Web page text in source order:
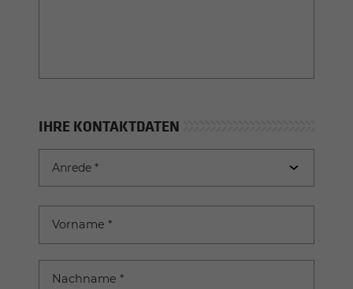
IHRE KONTAKTDATEN
Anrede
Anrede *
Vorname *
Nachname *